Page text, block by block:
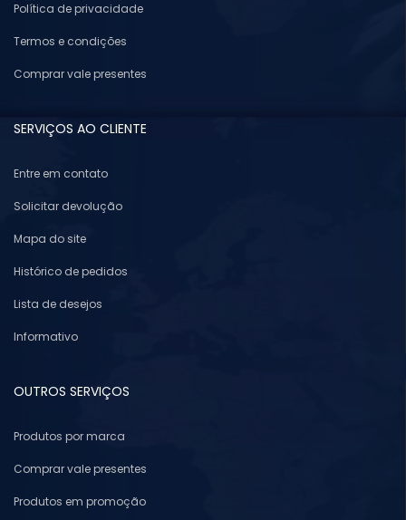
Política de privacidade
Termos e condições
Comprar vale presentes
SERVIÇOS AO CLIENTE
Entre em contato
Solicitar devolução
Mapa do site
Histórico de pedidos
Lista de desejos
Informativo
OUTROS SERVIÇOS
Produtos por marca
Comprar vale presentes
Produtos em promoção